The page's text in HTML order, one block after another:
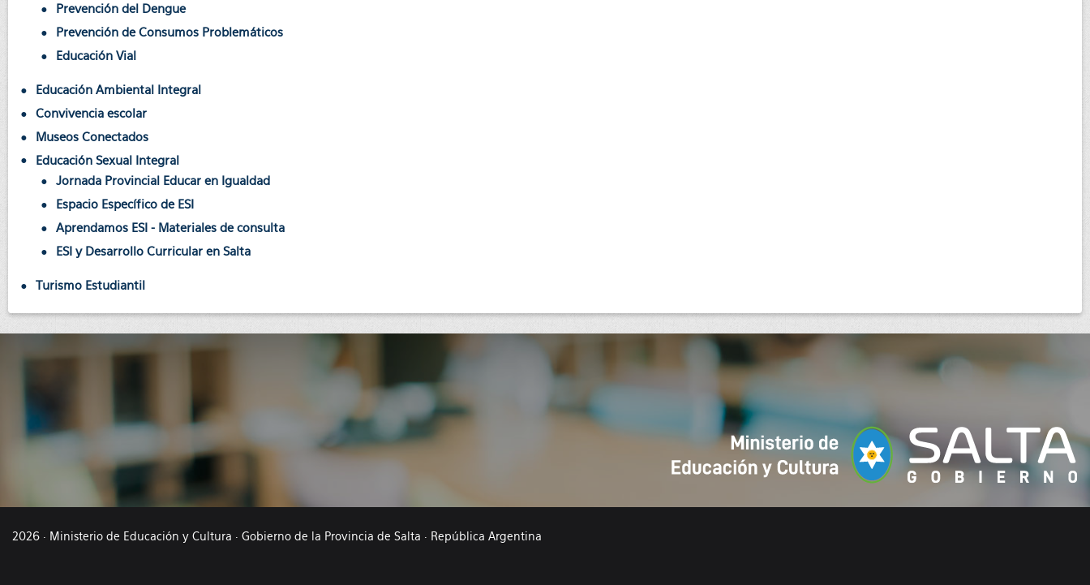
Prevención del Dengue
Prevención de Consumos Problemáticos
Educación Vial
Educación Ambiental Integral
Convivencia escolar
Museos Conectados
Educación Sexual Integral
Jornada Provincial Educar en Igualdad
Espacio Específico de ESI
Aprendamos ESI - Materiales de consulta
ESI y Desarrollo Curricular en Salta
Turismo Estudiantil
2026 · Ministerio de Educación y Cultura · Gobierno de la Provincia de Salta · República Argentina